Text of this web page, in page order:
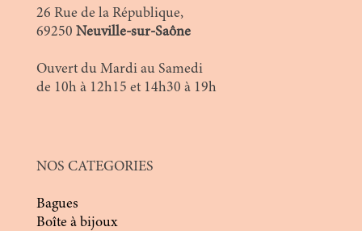
26 Rue de la République,
69250 Neuville-sur-Saône
Ouvert du Mardi au Samedi
de 10h à 12h15 et 14h30 à 19h
NOS CATEGORIES
Bagues
Boîte à bijoux